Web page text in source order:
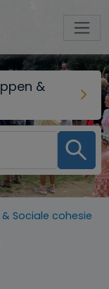
&
Sociale cohesie